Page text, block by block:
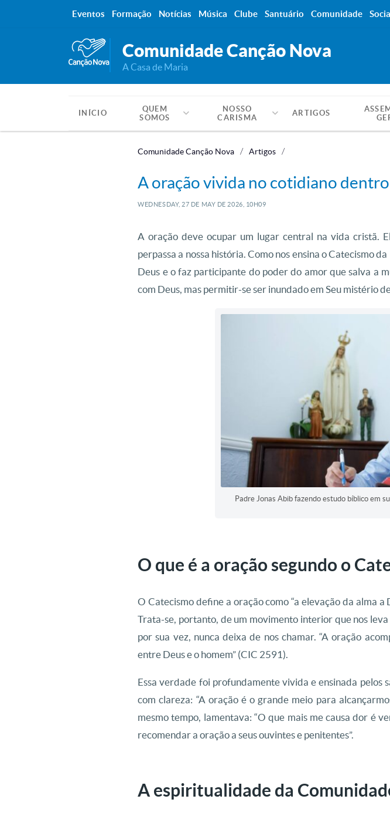
Comunidade Canção Nova
A Casa de Maria
INÍCIO
QUEM
SOMOS
NOSSO
CARISMA
ARTIGOS
Comunidade Canção Nova Artigos
A oração vivida no cotidiano
WEDNESDAY, 27 DE MAY DE 2026, 10H09
A oração deve ocupar um lugar central na vida cristã.
perpassa a nossa história. Como nos ensina o Catecismo
Deus e o faz participante do poder do amor que salva a
com Deus, mas permitir-se ser inundado em Seu mistério
Padre Jonas Abib fazendo estudo bíblico em
O que é a oração segundo o
O Catecismo define a oração como “a elevação da alma
Trata-se, portanto, de um movimento interior que nos
por sua vez, nunca deixa de nos chamar. “A oração
entre Deus e o homem” (CIC 2591).
Essa verdade foi profundamente vivida e ensinada pelos
com clareza: “A oração é o grande meio para
mesmo tempo, lamentava: “O que mais me causa dor é
recomendar a oração a seus ouvintes e penitentes”.
A espiritualidade da
Eventos Formação Notícias Música Clube Santuário Comunidade